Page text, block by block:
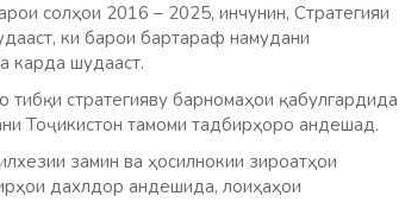
солҳои 2016 – 2025, инчунин, Стратегияи
ки барои бартараф намудани
карда шудааст.
стратегияву барномаҳои қабулгардида
Тоҷикистон тамоми тадбирҳоро андешад.
замин ва ҳосилнокии зироатҳои
дахлдор андешида, лоиҳаҳои